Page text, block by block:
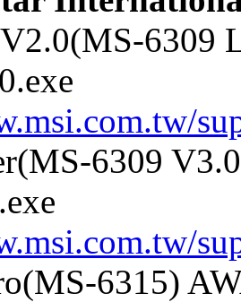
6309
6309
6315)